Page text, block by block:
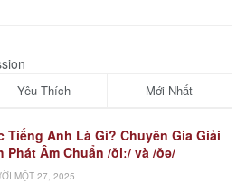
Yêu Thích Mới Nhất
Tiếng Anh Là Gì? Chuyên Gia Giải
Phát Âm Chuẩn /ðiː/ và /ðə/
MỘT 27, 2025